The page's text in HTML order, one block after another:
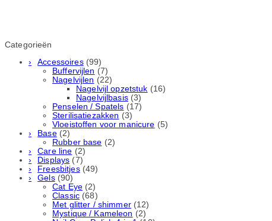
Categorieën
Accessoires (99)
Buffervijlen (7)
Nagelvijlen (22)
Nagelvijl opzetstuk (16)
Nagelvijlbasis (3)
Penselen / Spatels (17)
Sterilisatiezakken (3)
Vloeistoffen voor manicure (5)
Base (2)
Rubber basе (2)
Care line (2)
Displays (7)
Freesbitjes (49)
Gels (90)
Cat Eye (2)
Classic (68)
Met glitter / shimmer (12)
Mystique / Kameleon (2)